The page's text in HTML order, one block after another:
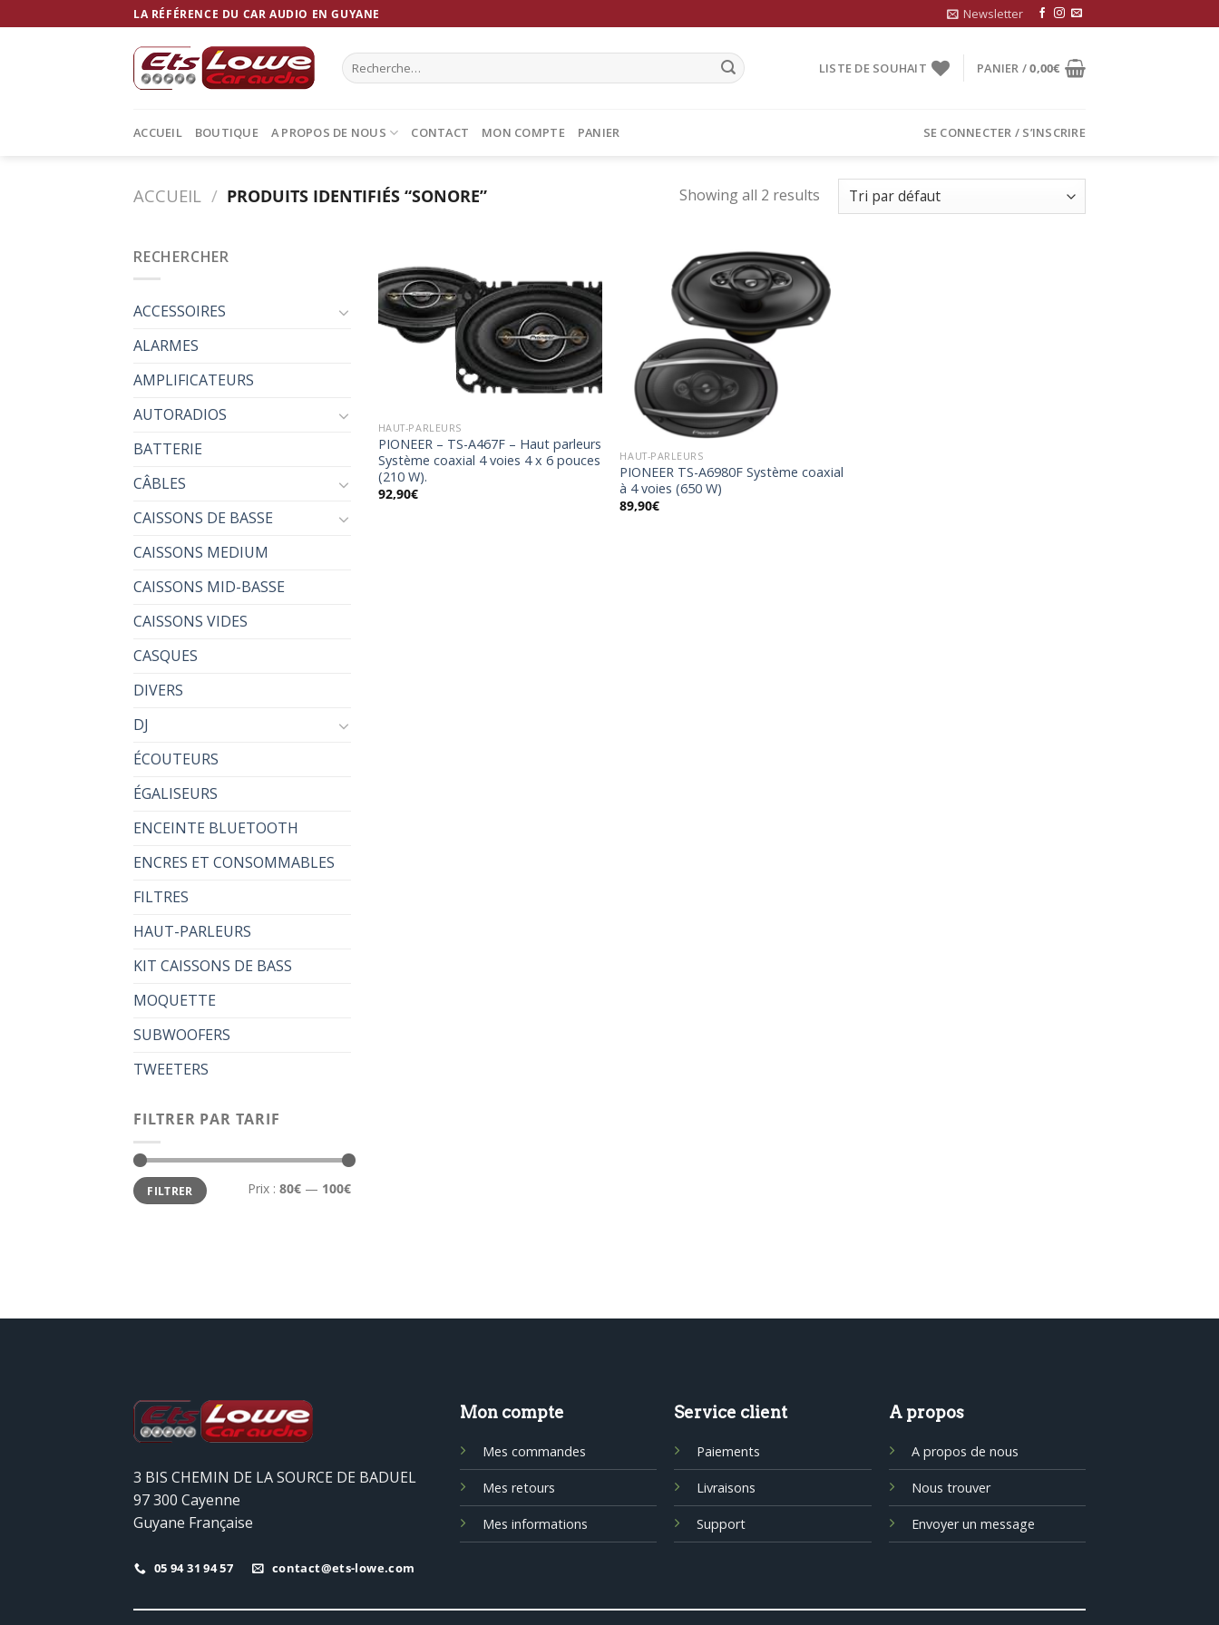
to
LA RÉFÉRENCE DU CAR AUDIO EN GUYANE Newsletter
Recherche
pour :
LISTE DE SOUHAIT PANIER /0,00€
ACCUEIL BOUTIQUE A PROPOS DE NOUS CONTACT MON COMPTE PANIER SE CONNECTER / S’INSCRIRE
ACCUEIL / PRODUITS IDENTIFIÉS “SONORE” Showing all 2 results
RECHERCHER
ACCESSOIRES
ALARMES
AMPLIFICATEURS
AUTORADIOS
BATTERIE
CÂBLES
CAISSONS DE BASSE
CAISSONS MEDIUM
CAISSONS MID-BASSE
CAISSONS VIDES
CASQUES
DIVERS
DJ
ÉCOUTEURS
ÉGALISEURS
ENCEINTE BLUETOOTH
ENCRES ET CONSOMMABLES
FILTRES
HAUT-PARLEURS
KIT CAISSONS DE BASS
MOQUETTE
SUBWOOFERS
TWEETERS
FILTRER PAR TARIF
Prix
min
Prix
maxFILTRER Prix : 80€ — 100€
Ajouter
à la
wishlist
HAUT-PARLEURS
PIONEER – TS-A467F – Haut parleurs
Système coaxial 4 voies 4 x 6 pouces
(210 W).
92,90€
Ajouter
HAUT-PARLEURS
PIONEER TS-A6980F Système coaxial
à 4 voies (650 W)
89,90€
3 BIS CHEMIN DE LA SOURCE DE BADUEL
97 300 Cayenne
Guyane Française
05 94 31 94 57 contact@ets-lowe.com
Mon compte
Mes commandes
Mes retours
Mes informations
Service client
Paiements
Livraisons
Support
A propos
A propos de nous
Nous trouver
Envoyer un message